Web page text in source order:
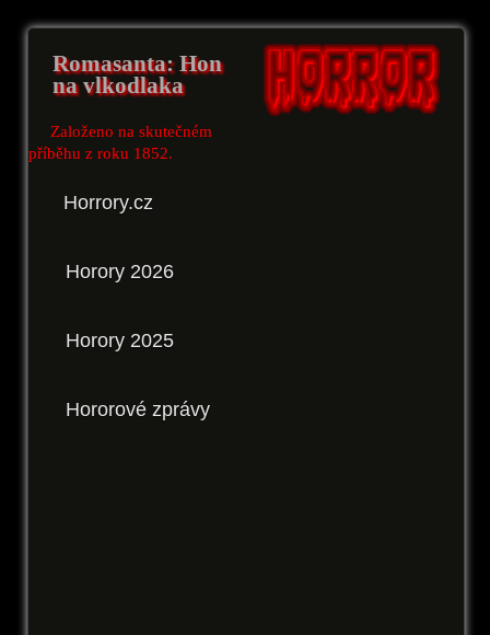
Romasanta: Hon
na vlkodlaka
Založeno na skutečném
příběhu z roku 1852.
Horrory.cz
Horory 2026
Horory 2025
Hororové zprávy